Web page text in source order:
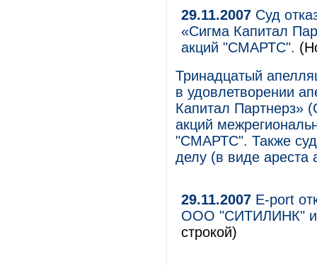
29.11.2007 Суд
«Сигма Капитал
акций "СМАРТС".
Тринадцатый
в удовлетворении
Капитал Партнерз»
акций
"СМАРТС". Также
делу (в виде
29.11.2007 Е-port
ООО "СИТИЛИНК"
строкой)